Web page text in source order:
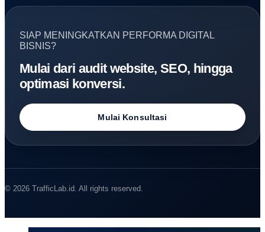
SIAP MENINGKATKAN PERFORMA DIGITAL
BISNIS?
Mulai dari audit website, SEO, hingga
optimasi konversi.
Mulai Konsultasi
© 2026 TrafficLab.id. All rights reserved.